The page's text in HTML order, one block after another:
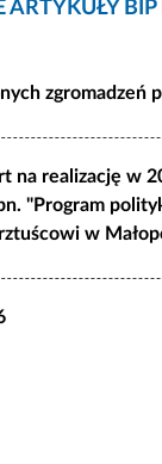
ARTYKUŁY
zgromadzeń
na realizację w
"Program
w